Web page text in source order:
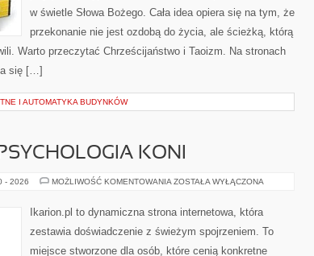
w świetle Słowa Bożego. Cała idea opiera się na tym, że
przekonanie nie jest ozdobą do życia, ale ścieżką, którą
Warto przeczytać Chrześcijaństwo i Taoizm. Na stronach
się […]
I AUTOMATYKA BUDYNKÓW
KONI
- 2026 MOŻLIWOŚĆ KOMENTOWANIA ZACHOWANIE
KONI
ZOSTAŁA WYŁĄCZONA
Ikarion.pl to dynamiczna strona internetowa, która
zestawia doświadczenie z świeżym spojrzeniem. To
miejsce stworzone dla osób, które cenią konkretne